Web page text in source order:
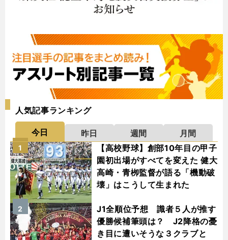
人気記事ランキング
今日 昨日 週間
月間
【高校野球】創部10年目の甲子
園初出場がすべてを変えた 健大
高崎・青栁監督が語る「機動破
壊」はこうして生まれた
1
J1全順位予想 識者５人が推す
優勝候補筆頭は？ J2降格の憂
き目に遭いそうな３クラブと
2